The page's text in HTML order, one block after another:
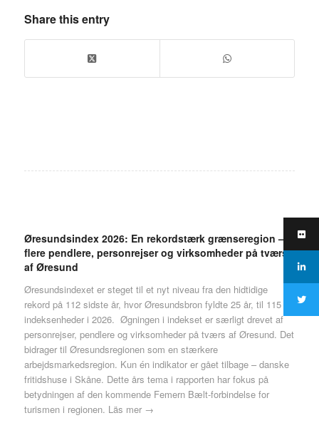
Share this entry
Øresundsindex 2026: En rekordstærk grænseregion –
flere pendlere, personrejser og virksomheder på tværs
af Øresund
Øresundsindexet er steget til et nyt niveau fra den hidtidige
rekord på 112 sidste år, hvor Øresundsbron fyldte 25 år, til 115
indeksenheder i 2026. Øgningen i indekset er særligt drevet af
personrejser, pendlere og virksomheder på tværs af Øresund. Det
bidrager til Øresundsregionen som en stærkere
arbejdsmarkedsregion. Kun én indikator er gået tilbage – danske
fritidshuse i Skåne. Dette års tema i rapporten har fokus på
betydningen af den kommende Femern Bælt-forbindelse for
turismen i regionen. Läs mer →